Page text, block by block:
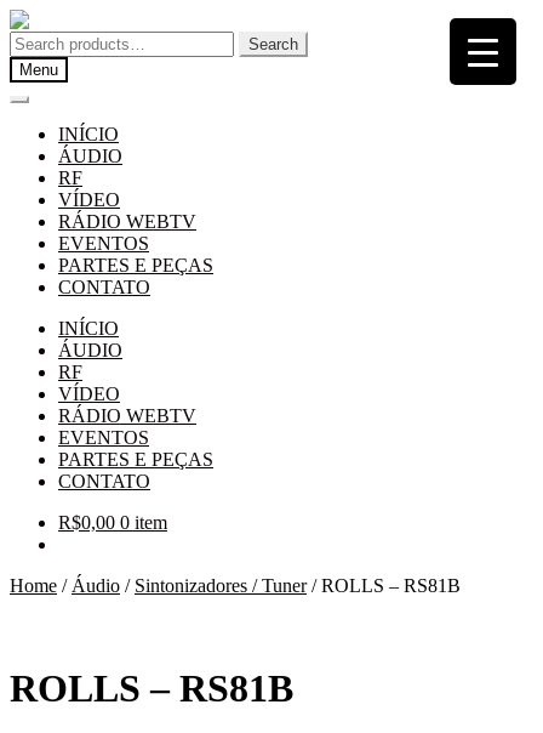
Pular
para
navegação
Pular
para
o
conteúdo
Search
for:
Search
Menu
INÍCIO
ÁUDIO
RF
VÍDEO
RÁDIO WEBTV
EVENTOS
PARTES E PEÇAS
CONTATO
INÍCIO
ÁUDIO
RF
VÍDEO
RÁDIO WEBTV
EVENTOS
PARTES E PEÇAS
CONTATO
R$0,00 0 item
Home / Áudio / Sintonizadores / Tuner/ROLLS – RS81B
ROLLS – RS81B